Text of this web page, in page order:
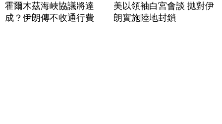
霍爾木茲海峽協議將達
成？伊朗傳不收通行費
美以領袖白宮會談 拋對伊
朗實施陸地封鎖